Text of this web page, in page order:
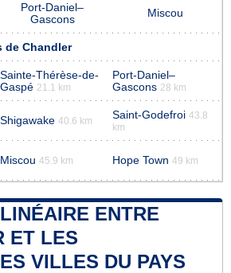
Port-Daniel–
Gascons
Miscou
de Chandler
Sainte-Thérèse-de-
Gaspé 21.1 km
Port-Daniel–
Gascons 28 km
Shigawake 40.6 km Saint-Godefroi 43.8
km
Miscou 45.9 km Hope Town 49 km
ENTRE
ET LES
VILLES DU PAYS